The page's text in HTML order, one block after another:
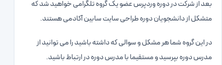
بعد از شرکت در دوره وردپرس عضو یک گروه تلگرامی خواهید شد که
متشکل از دانشجویان دوره طراحی سایت سابین آکادمی هستند.
در این گروه شما هر مشکل و سوالی که داشته باشید را می توانید از
مدرس دوره بپرسید و مستقیما با مدرس دوره در ارتباط باشید.